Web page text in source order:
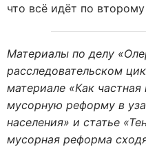
что всё идёт по
Материалы по делу
расследовательском
материале «Как
мусорную реформу в
населения» и статье
мусорная реформа